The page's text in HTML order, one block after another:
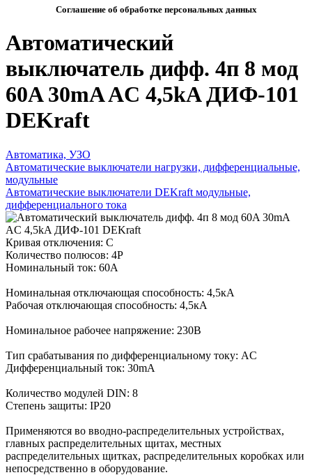
Соглашение об обработке персональных данных
Автоматический
выключатель дифф. 4п 8 мод
60A 30mA AC 4,5kA ДИФ-101
DEKraft
Автоматика, УЗО
Автоматические выключатели нагрузки, дифференциальные,
модульные
Автоматические выключатели DEKraft модульные,
дифференциального тока
Кривая отключения: C
Количество полюсов: 4P
Номинальный ток: 60А
Номинальная отключающая способность: 4,5кА
Рабочая отключающая способность: 4,5кА
Номинальное рабочее напряжение: 230В
Тип срабатывания по дифференциальному току: AC
Дифференциальный ток: 30mA
Количество модулей DIN: 8
Степень защиты: IP20
Применяются во вводно-распределительных устройствах,
главных распределительных щитах, местных
распределительных щитках, распределительных коробках или
непосредственно в оборудование.